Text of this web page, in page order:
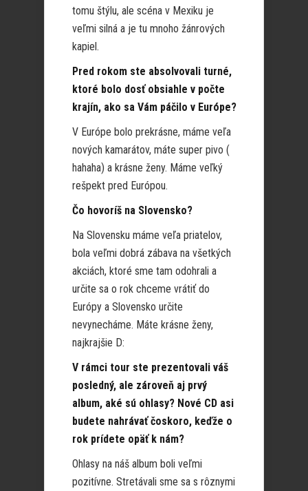
tomu štýlu, ale scéna v Mexiku je
veľmi silná a je tu mnoho žánrových
kapiel.
Pred rokom ste absolvovali turné,
ktoré bolo dosť obsiahle v počte
krajín, ako sa Vám páčilo v Európe?
V Európe bolo prekrásne, máme veľa
nových kamarátov, máte super pivo (
hahaha) a krásne ženy. Máme veľký
rešpekt pred Európou.
Čo hovoríš na Slovensko?
Na Slovensku máme veľa priatelov,
bola veľmi dobrá zábava na všetkých
akciách, ktoré sme tam odohrali a
určite sa o rok chceme vrátiť do
Európy a Slovensko určite
nevynecháme. Máte krásne ženy,
najkrajšie D:
V rámci tour ste prezentovali váš
posledný, ale zároveň aj prvý
album, aké sú ohlasy? Nové CD asi
budete nahrávať čoskoro, keďže o
rok prídete opäť k nám?
Ohlasy na náš album boli veľmi
pozitívne. Stretávali sme sa s rôznymi